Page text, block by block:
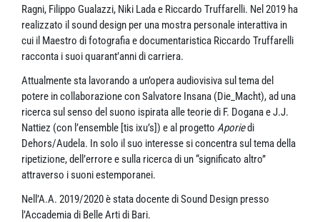
Ragni, Filippo Gualazzi, Niki Lada e Riccardo Truffarelli. Nel 2019 ha
realizzato il sound design per una mostra personale interattiva in
cui il Maestro di fotografia e documentaristica Riccardo Truffarelli
racconta i suoi quarant’anni di carriera.
Attualmente sta lavorando a un’opera audiovisiva sul tema del
potere in collaborazione con Salvatore Insana (Die_Macht), ad una
ricerca sul senso del suono ispirata alle teorie di F. Dogana e J.J.
Nattiez (con l’ensemble [tis ixu’s]) e al progetto Aporiedi
Dehors/Audela. In solo il suo interesse si concentra sul tema della
ripetizione, dell’errore e sulla ricerca di un “significato altro”
attraverso i suoni estemporanei.
Nell’A.A. 2019/2020 è stata docente di Sound Design presso
l’Accademia di Belle Arti di Bari.